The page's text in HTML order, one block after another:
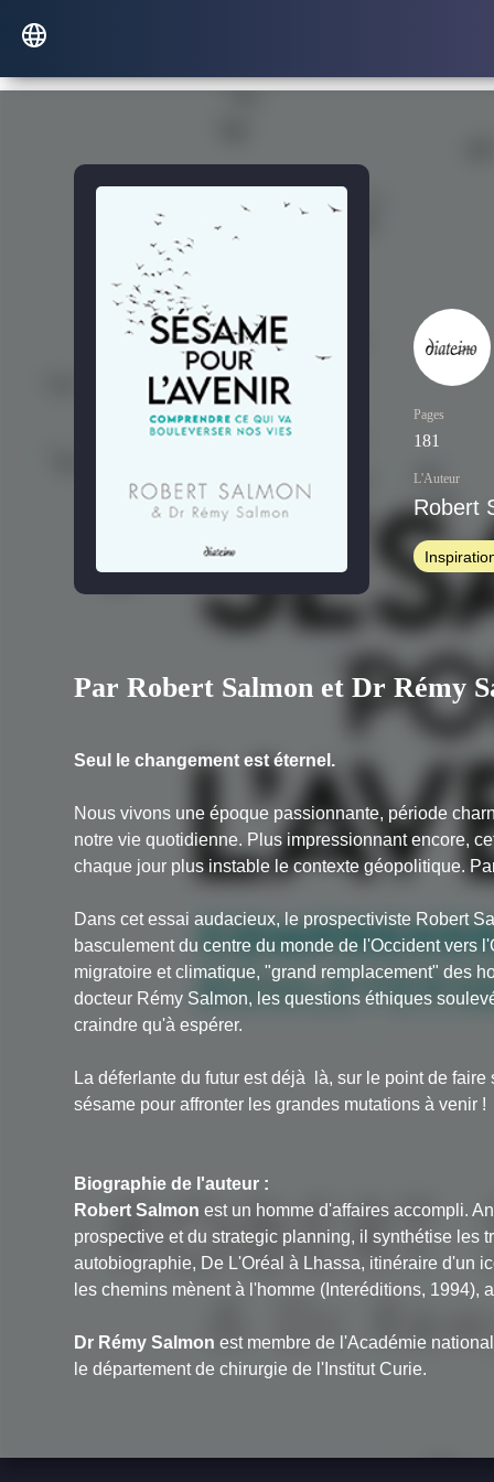
Pages
181
L'Auteur
Robert
Par Robert Salmon et Dr Rémy
Seul le changement est éternel.
Nous vivons une époque passionnante, période
notre vie quotidienne. Plus impressionnant encore,
chaque jour plus instable le contexte géopolitique.
Dans cet essai audacieux, le prospectiviste Robert
basculement du centre du monde de l'Occident vers
migratoire et climatique, "grand remplacement" des
docteur Rémy Salmon, les questions éthiques
craindre qu'à espérer.
La déferlante du futur est déjà là, sur le point de
sésame pour affronter les grandes mutations à venir !
Biographie de l'auteur :
Robert Salmon est un homme d'affaires accompli.
prospective et du strategic planning, il synthétise les
autobiographie, De L'Oréal à Lhassa, itinéraire d'un
les chemins mènent à l'homme (Interéditions, 1994),
Dr Rémy Salmon est membre de l'Académie
le département de chirurgie de l'Institut Curie.